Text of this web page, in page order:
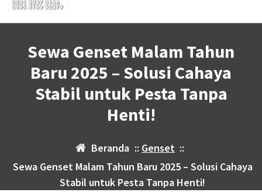
Sewa Genset Malam Tahun
Baru 2025 – Solusi Cahaya
Stabil untuk Pesta Tanpa
Henti!
Beranda :: Genset ::
Sewa Genset Malam Tahun Baru 2025 – Solusi Cahaya
Stabil untuk Pesta Tanpa Henti!